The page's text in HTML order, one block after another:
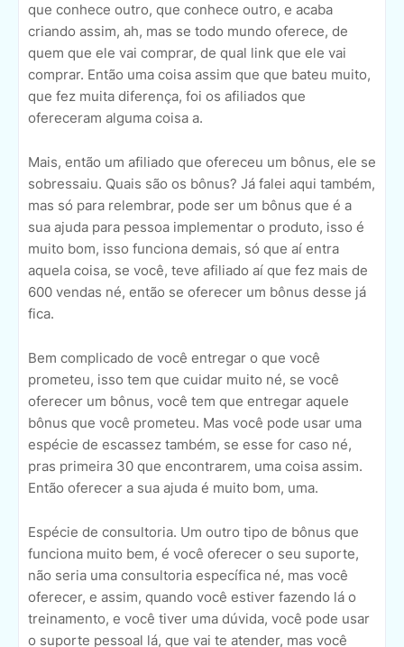
que conhece outro, que conhece outro, e acaba
criando assim, ah, mas se todo mundo oferece, de
quem que ele vai comprar, de qual link que ele vai
comprar. Então uma coisa assim que que bateu muito,
que fez muita diferença, foi os afiliados que
ofereceram alguma coisa a.
Mais, então um afiliado que ofereceu um bônus, ele se
sobressaiu. Quais são os bônus? Já falei aqui também,
mas só para relembrar, pode ser um bônus que é a
sua ajuda para pessoa implementar o produto, isso é
muito bom, isso funciona demais, só que aí entra
aquela coisa, se você, teve afiliado aí que fez mais de
600 vendas né, então se oferecer um bônus desse já
fica.
Bem complicado de você entregar o que você
prometeu, isso tem que cuidar muito né, se você
oferecer um bônus, você tem que entregar aquele
bônus que você prometeu. Mas você pode usar uma
espécie de escassez também, se esse for caso né,
pras primeira 30 que encontrarem, uma coisa assim.
Então oferecer a sua ajuda é muito bom, uma.
Espécie de consultoria. Um outro tipo de bônus que
funciona muito bem, é você oferecer o seu suporte,
não seria uma consultoria específica né, mas você
oferecer, e assim, quando você estiver fazendo lá o
treinamento, e você tiver uma dúvida, você pode usar
o suporte pessoal lá, que vai te atender, mas você